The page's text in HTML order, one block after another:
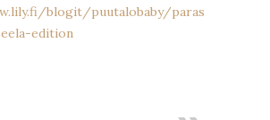
blogit/puutalobaby/parasta-
edition